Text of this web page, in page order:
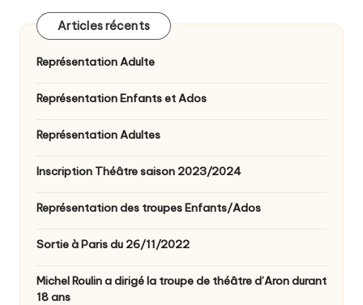
Articles récents
Représentation Adulte
Représentation Enfants et Ados
Représentation Adultes
Inscription Théâtre saison 2023/2024
Représentation des troupes Enfants/Ados
Sortie à Paris du 26/11/2022
Michel Roulin a dirigé la troupe de théâtre d’Aron durant
18 ans